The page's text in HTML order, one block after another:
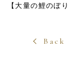
【大量の鯉のぼり
Back